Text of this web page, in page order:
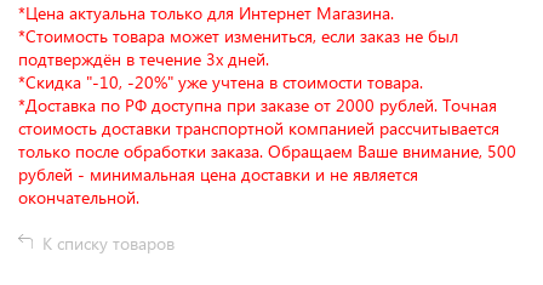
*Цена актуальна только для Интернет Магазина.
*Стоимость товара может измениться, если заказ не был
подтверждён в течение 3х дней.
*Скидка "-10, -20%" уже учтена в стоимости товара.
*Доставка по РФ доступна при заказе от 2000 рублей. Точная
стоимость доставки транспортной компанией рассчитывается
только после обработки заказа. Обращаем Ваше внимание, 500
рублей - минимальная цена доставки и не является
окончательной.
К списку товаров